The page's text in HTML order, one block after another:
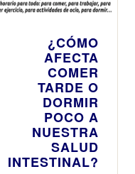
¿CÓMO
AFECTA
COMER
TARDE O
DORMIR
POCO A
NUESTRA
SALUD
INTESTINAL?